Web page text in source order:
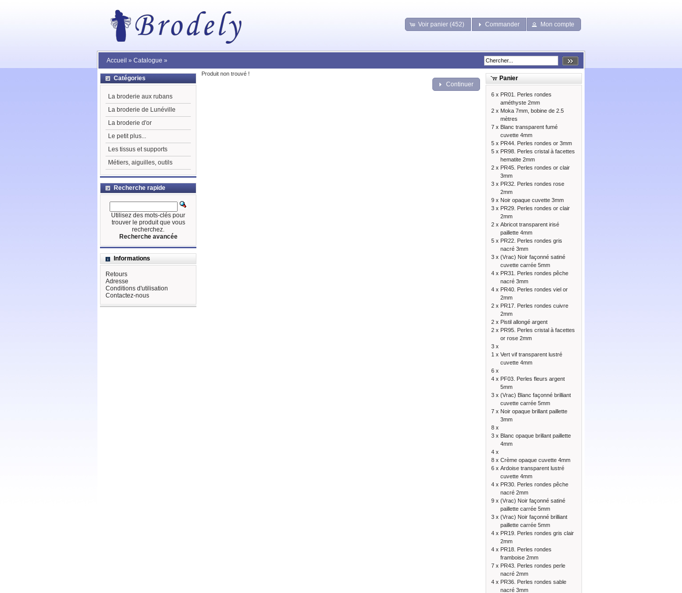
Voir panier (452) Commander Mon compte
Accueil » Catalogue »
Produit non trouvé !
Continuer
Catégories
La broderie aux rubans
La broderie de Lunéville
La broderie d'or
Le petit plus...
Les tissus et supports
Métiers, aiguilles, outils
Recherche rapide
Utilisez des mots-clés pour
trouver le produit que vous
recherchez.
Recherche avancée
Informations
Retours
Adresse
Conditions d'utilisation
Contactez-nous
Panier
6 x PR01. Perles rondes
améthyste 2mm
2 x Moka 7mm, bobine de 2.5
mètres
7 x Blanc transparent fumé
cuvette 4mm
5 x PR44. Perles rondes or 3mm
5 x PR98. Perles cristal à facettes
hematite 2mm
2 x PR45. Perles rondes or clair
3mm
3 x PR32. Perles rondes rose
2mm
9 x Noir opaque cuvette 3mm
3 x PR29. Perles rondes or clair
2mm
2 x Abricot transparent irisé
paillette 4mm
5 x PR22. Perles rondes gris
nacré 3mm
3 x (Vrac) Noir façonné satiné
cuvette carrée 5mm
4 x PR31. Perles rondes pêche
nacré 3mm
4 x PR40. Perles rondes viel or
2mm
2 x PR17. Perles rondes cuivre
2mm
2 x Pistil allongé argent
2 x PR95. Perles cristal à facettes
or rose 2mm
3 x
1 x Vert vif transparent lustré
cuvette 4mm
6 x
4 x PF03. Perles fleurs argent
5mm
3 x (Vrac) Blanc façonné brilliant
cuvette carrée 5mm
7 x Noir opaque brillant paillette
3mm
8 x
3 x Blanc opaque brillant paillette
4mm
4 x
8 x Crème opaque cuvette 4mm
6 x Ardoise transparent lustré
cuvette 4mm
4 x PR30. Perles rondes pêche
nacré 2mm
9 x (Vrac) Noir façonné satiné
paillette carrée 5mm
3 x (Vrac) Noir façonné brilliant
paillette carrée 5mm
4 x PR19. Perles rondes gris clair
2mm
4 x PR18. Perles rondes
framboise 2mm
7 x PR43. Perles rondes perle
nacré 2mm
4 x PR36. Perles rondes sable
nacré 3mm